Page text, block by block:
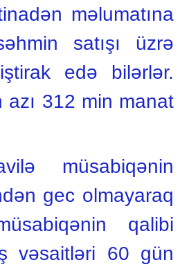
məlumatına
satışı üzrə
edə bilərlər.
312 min manat
müsabiqənin
gec olmayaraq
qalibi
vəsaitləri 60 gün